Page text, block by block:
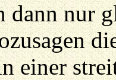
dann nur
einer